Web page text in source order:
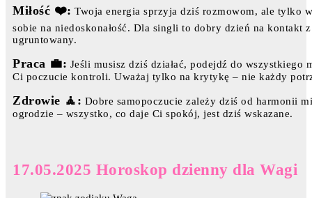
Miłość ❤️: Twoja energia sprzyja dziś rozmowom, ale tylko
sobie na niedoskonałość. Dla singli to dobry dzień na kontakt
ugruntowany.
Praca 💼: Jeśli musisz dziś działać, podejdź do wszystkiego
Ci poczucie kontroli. Uważaj tylko na krytykę – nie każdy
Zdrowie 🧘: Dobre samopoczucie zależy dziś od harmonii
ogrodzie – wszystko, co daje Ci spokój, jest dziś wskazane.
17.05.2025 Horoskop dzienny dla Wagi